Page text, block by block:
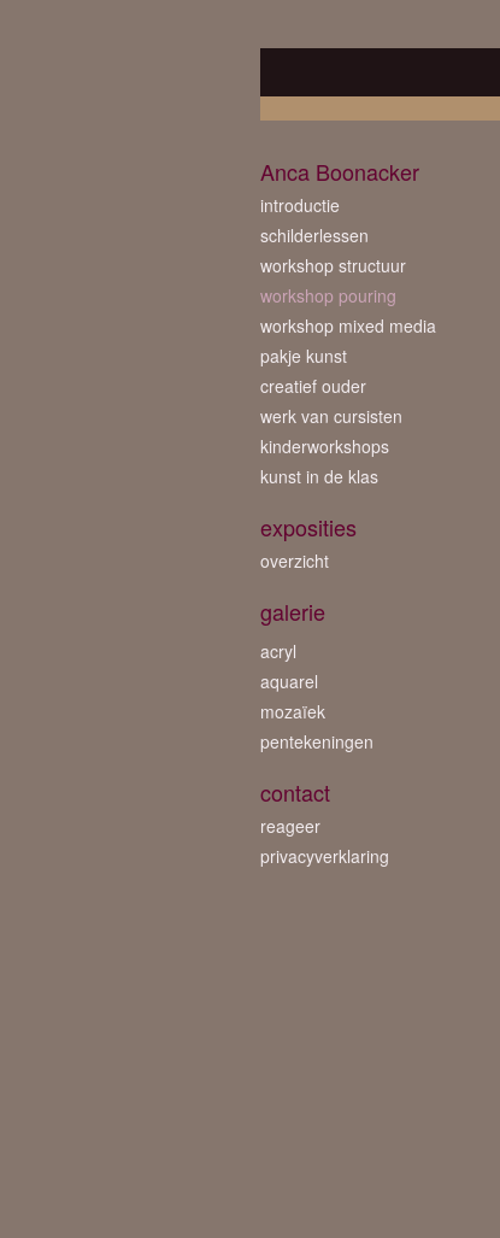
Anca Boonacker
introductie
schilderlessen
workshop structuur
workshop pouring
workshop mixed media
pakje kunst
creatief ouder
werk van cursisten
kinderworkshops
kunst in de klas
exposities
overzicht
galerie
acryl
aquarel
mozaïek
pentekeningen
contact
reageer
privacyverklaring